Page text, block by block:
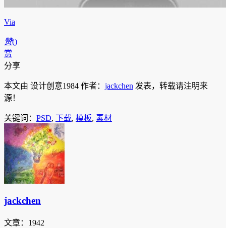
Via
赞()
赏
分享
本文由 设计创意1984 作者： jackchen 发表，转载请注明来
源！
关键词： PSD, 下载, 模板, 素材
jackchen
文章：1942